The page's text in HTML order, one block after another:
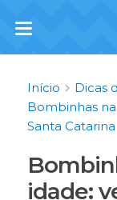
Início
Dicas
Bombinhas
Santa Catarina
idade: